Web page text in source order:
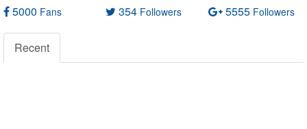
5000 Fans 354 Followers 5555 Followers
Recent